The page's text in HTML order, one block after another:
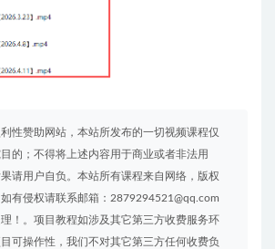
性赞助网站，本站所发布的一切视频课程仅
的；不得将上述内容用于商业或者非法用
请用户自负。本站所有课程来自网络，版权
有侵权请联系邮箱：2879294521@qq.com
！。项目教程如涉及其它第三方收费服务环
可操作性，我们不对其它第三方任何收费负